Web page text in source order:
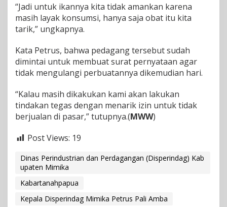
a
g
“Jadi untuk ikannya kita tidak amankan karena
masih layak konsumsi, hanya saja obat itu kita
tarik,” ungkapnya.
Kata Petrus, bahwa pedagang tersebut sudah
dimintai untuk membuat surat pernyataan agar
tidak mengulangi perbuatannya dikemudian hari.
“Kalau masih dikakukan kami akan lakukan
tindakan tegas dengan menarik izin untuk tidak
berjualan di pasar,” tutupnya.(MWW)
Post Views: 19
Dinas Perindustrian dan Perdagangan (Disperindag) Kab
upaten Mimika
Kabartanahpapua
Kepala Disperindag Mimika Petrus Pali Amba